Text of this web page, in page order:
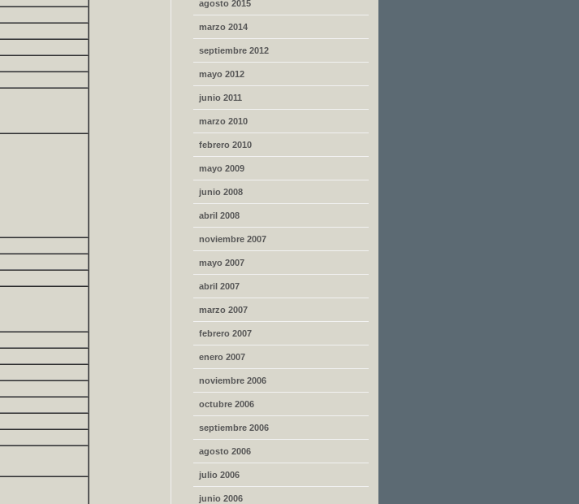
agosto 2015
marzo 2014
septiembre 2012
mayo 2012
junio 2011
marzo 2010
febrero 2010
mayo 2009
junio 2008
abril 2008
noviembre 2007
mayo 2007
abril 2007
marzo 2007
febrero 2007
enero 2007
noviembre 2006
octubre 2006
septiembre 2006
agosto 2006
julio 2006
junio 2006